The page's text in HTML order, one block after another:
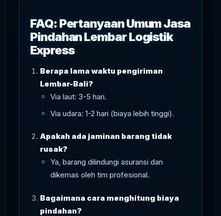
FAQ: Pertanyaan Umum Jasa
Pindahan Lembar Logistik
Express
Berapa lama waktu pengiriman
Lembar-Bali?
Via laut: 3-5 hari.
Via udara: 1-2 hari (biaya lebih tinggi).
Apakah ada jaminan barang tidak
rusak?
Ya, barang dilindungi asuransi dan
dikemas oleh tim profesional.
Bagaimana cara menghitung biaya
pindahan?